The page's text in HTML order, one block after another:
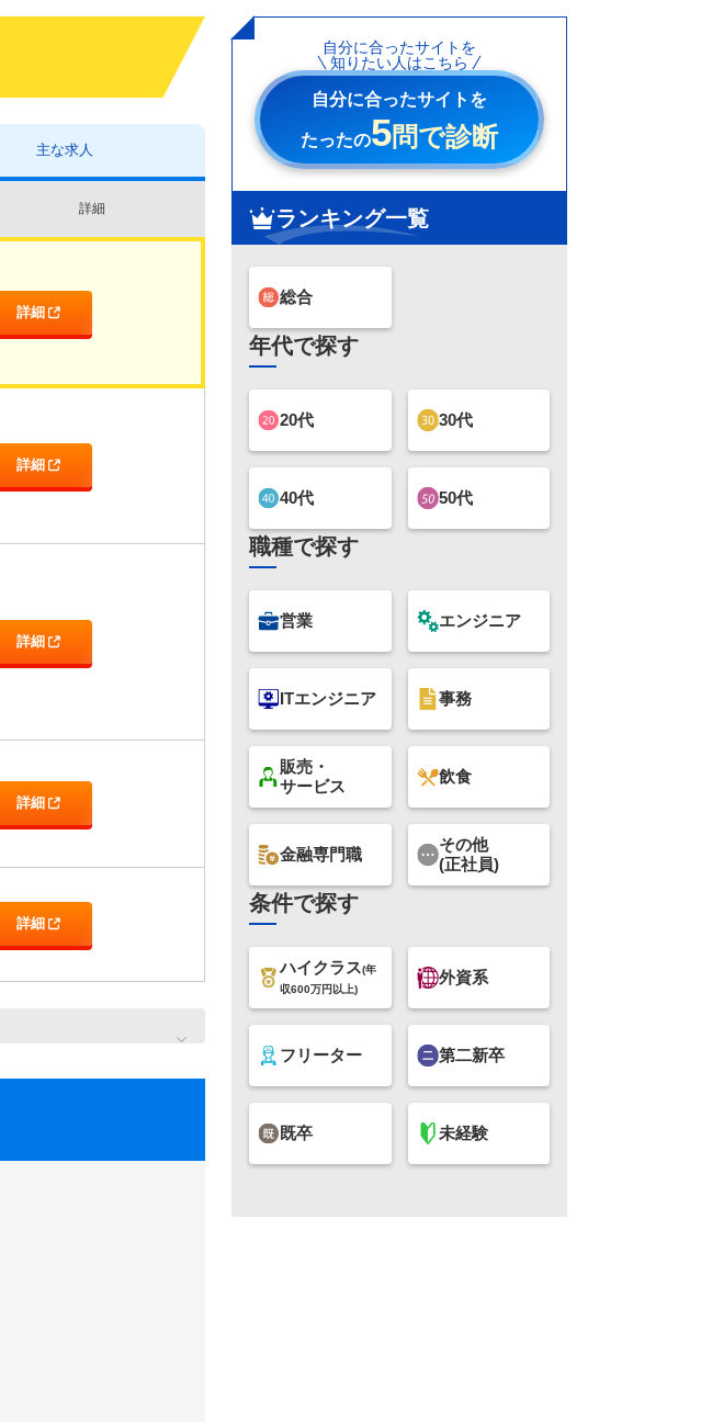
主な求人
詳細
詳細
詳細
詳細
詳細
詳細
自分に合ったサイトを
知りたい人はこちら
自分に合ったサイトを
たったの5問で診断
ランキング一覧
総合
年代で探す
20代 30代
40代 50代
職種で探す
営業 エンジニア
ITエンジニア 事務
販売・
サービス
飲食
金融専門職
その他
(正社員)
条件で探す
ハイクラス(年
収600万円以上)
外資系
フリーター 第二新卒
既卒 未経験